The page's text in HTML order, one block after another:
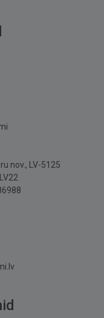
nov., LV-5125